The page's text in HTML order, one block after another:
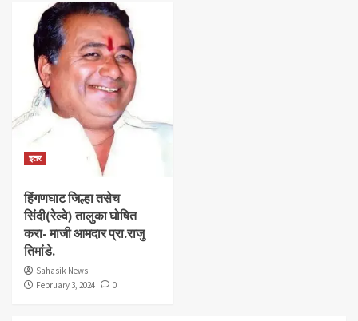
इतर
हिंगणघाट जिल्हा तसेच
सिंदी(रेल्वे) तालुका घोषित
करा- माजी आमदार प्रा.राजु
तिमांडे.
Sahasik News
February 3, 2024
0